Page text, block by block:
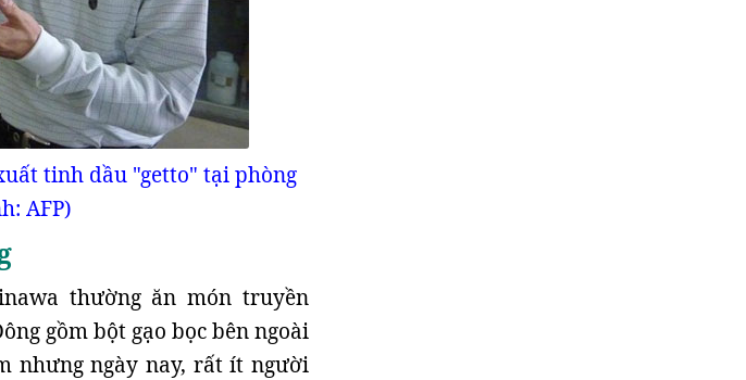
tinh dầu "getto" tại phòng
AFP)
thường ăn món truyền
gồm bột gạo bọc bên ngoài
nhưng ngày nay, rất ít người